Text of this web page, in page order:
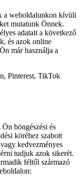
a weboldalunkon kívüli
mutatunk Önnek.
adatait a következő
és azok online
már használja a
Pinterest, TikTok
böngészési és
köréhez szabott
kedvezményes
tudjuk azok sikerét.
féltől származó